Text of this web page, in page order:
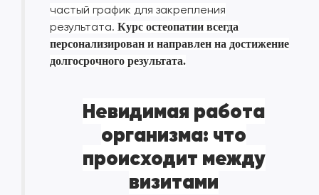
частый график для закрепления
результата. Курс остеопатии всегда
персонализирован и направлен на достижение
долгосрочного результата.
Невидимая работа
организма: что
происходит между
визитами